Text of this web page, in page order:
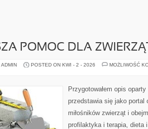
POMOC DLA
POSTED ON KWI - 2 - 2026
MOŻLIWOŚĆ
Przygotowałem opis
przedstawia się jako portal
miłośników zwierząt i
profilaktyka i terapia, dieta